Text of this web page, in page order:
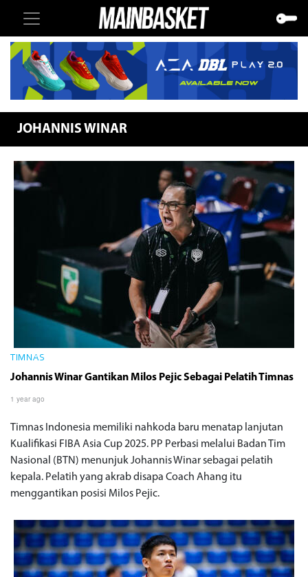
JOHANNIS WINAR
TIMNAS
Johannis Winar Gantikan Milos Pejic Sebagai Pelatih Timnas
1 year ago
Timnas Indonesia memiliki nahkoda baru menatap lanjutan
Kualifikasi FIBA Asia Cup 2025. PP Perbasi melalui Badan Tim
Nasional (BTN) menunjuk Johannis Winar sebagai pelatih
kepala. Pelatih yang akrab disapa Coach Ahang itu
menggantikan posisi Milos Pejic.